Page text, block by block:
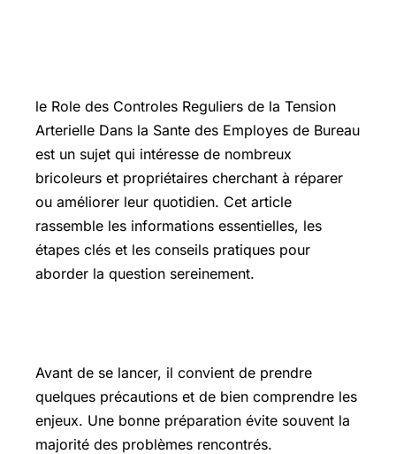
le Role des Controles Reguliers de la Tension
Arterielle Dans la Sante des Employes de Bureau
est un sujet qui intéresse de nombreux
bricoleurs et propriétaires cherchant à réparer
ou améliorer leur quotidien. Cet article
rassemble les informations essentielles, les
étapes clés et les conseils pratiques pour
aborder la question sereinement.
Avant de se lancer, il convient de prendre
quelques précautions et de bien comprendre les
enjeux. Une bonne préparation évite souvent la
majorité des problèmes rencontrés.